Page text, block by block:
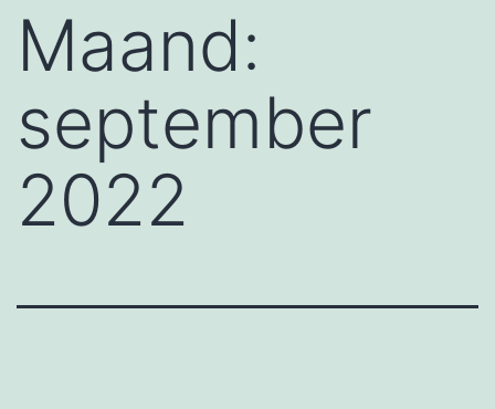
Maand:
september
2022